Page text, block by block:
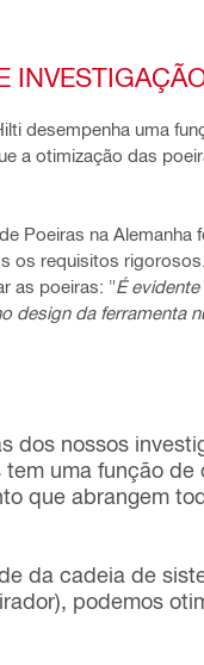
desempenha uma
a otimização das
Poeiras na Alemanha
requisitos
as poeiras: "É
design da ferramenta
dos nossos
uma função de
que abrangem
da cadeia de
podemos